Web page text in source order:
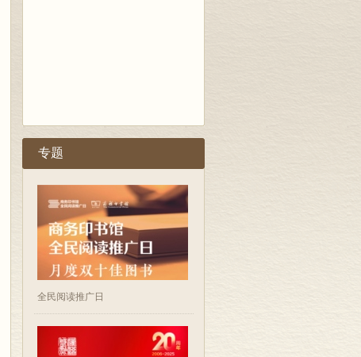
专题
全民阅读推广日